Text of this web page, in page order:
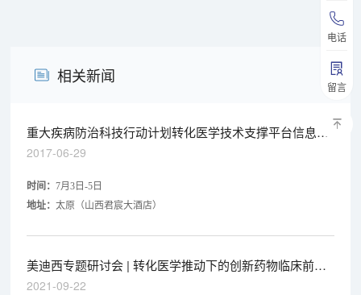
电话
留言
相关新闻
重大疾病防治科技行动计划转化医学技术支撑平台信息交
流会
2017-06-29
时间：7月3日-5日
地址：太原（山西君宸大酒店）
美迪西专题研讨会 | 转化医学推动下的创新药物临床前开
发策略
2021-09-22